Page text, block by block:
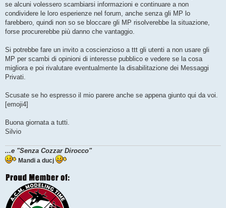
se alcuni volessero scambiarsi informazioni e continuare a non
condividere le loro esperienze nel forum, anche senza gli MP lo
farebbero, quindi non so se bloccare gli MP risolverebbe la situazione,
forse procurerebbe più danno che vantaggio.
Si potrebbe fare un invito a coscienzioso a ttt gli utenti a non usare gli
MP per scambi di opinioni di interesse pubblico e vedere se la cosa
migliora e poi rivalutare eventualmente la disabilitazione dei Messaggi
Privati.
Scusate se ho espresso il mio parere anche se appena giunto qui da voi.
[emoji4]
Buona giornata a tutti.
Silvio
...e "Senza Cozzar Dirocco"
Mandi a ducj